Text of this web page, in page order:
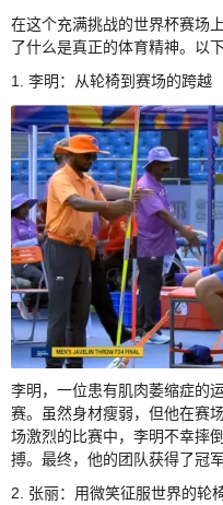
在这个充满挑战的世界杯赛场
了什么是真正的体育精神。以
1. 李明：从轮椅到赛场的跨越
李明，一位患有肌肉萎缩症的
赛。虽然身材瘦弱，但他在赛
场激烈的比赛中，李明不幸摔
搏。最终，他的团队获得了冠军
2. 张丽：用微笑征服世界的轮